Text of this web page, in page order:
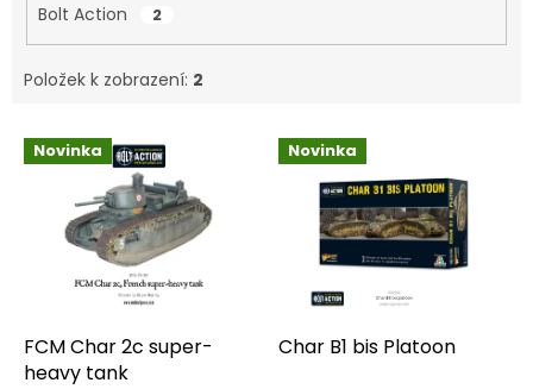
Bolt Action 2
Položek k zobrazení: 2
V
d
Novinka
FCM Char 2c super-
heavy tank
Novinka
Char B1 bis Platoon